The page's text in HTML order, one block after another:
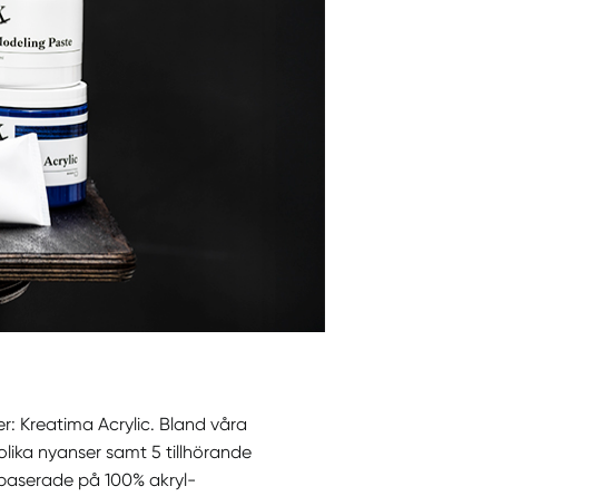
Kreatima Acrylic. Bland våra
nyanser samt 5 tillhörande
på 100% akryl-